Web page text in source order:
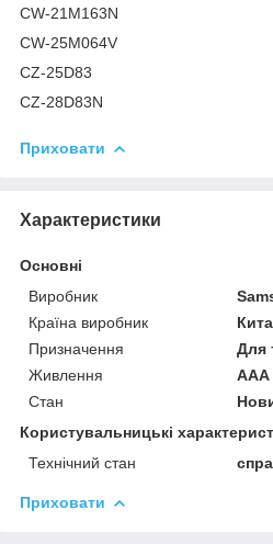
CW-21M163N
CW-25M064V
CZ-25D83
CZ-28D83N
Приховати
Характеристики
Основні
Виробник
Країна виробник
Призначення
Для
Живлення
AAA
Стан
Користувальницькі
Технічний стан
Приховати